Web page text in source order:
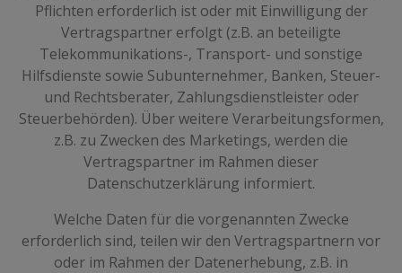
Pflichten erforderlich ist oder mit Einwilligung der
Vertragspartner erfolgt (z.B. an beteiligte
Telekommunikations-, Transport- und sonstige
Hilfsdienste sowie Subunternehmer, Banken, Steuer-
und Rechtsberater, Zahlungsdienstleister oder
Steuerbehörden). Über weitere Verarbeitungsformen,
z.B. zu Zwecken des Marketings, werden die
Vertragspartner im Rahmen dieser
Datenschutzerklärung informiert.
Welche Daten für die vorgenannten Zwecke
erforderlich sind, teilen wir den Vertragspartnern vor
oder im Rahmen der Datenerhebung, z.B. in